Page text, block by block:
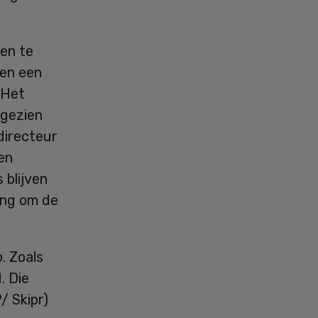
te
een
blijven
om de
Zoals
Die
Skipr)